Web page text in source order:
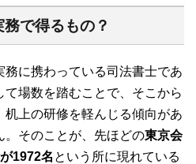
で得るもの？
に携わっている司法書士であ
場数を踏むことで、そこから
上の研修を軽んじる傾向があ
。そのことが、先ほどの東京会
1972名 という所に現れている